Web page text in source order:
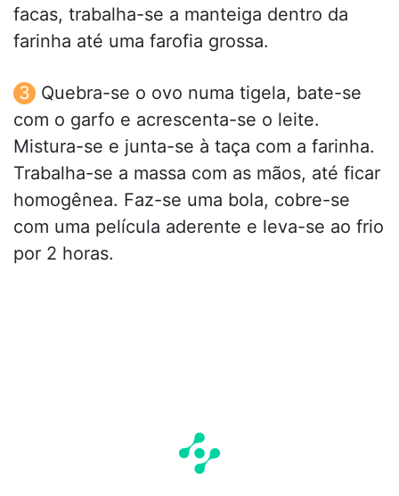
facas, trabalha-se a manteiga dentro da
farinha até uma farofia grossa.
Quebra-se o ovo numa tigela, bate-se
com o garfo e acrescenta-se o leite.
Mistura-se e junta-se à taça com a farinha.
Trabalha-se a massa com as mãos, até ficar
homogênea. Faz-se uma bola, cobre-se
com uma película aderente e leva-se ao frio
por 2 horas.